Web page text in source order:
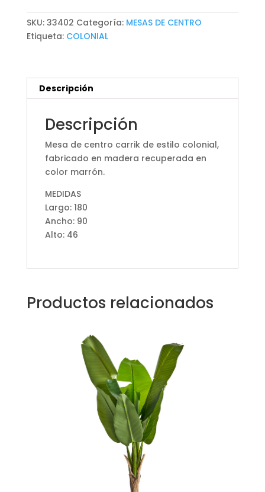
cantidad
SKU: 33402 Categoría: MESAS DE CENTRO
Etiqueta: COLONIAL
Descripción
Descripción
Mesa de centro carrik de estilo colonial,
fabricado en madera recuperada en
color marrón.
MEDIDAS
Largo: 180
Ancho: 90
Alto: 46
Productos relacionados